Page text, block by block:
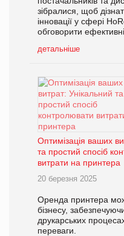
зібралися, щоб
інновації у сфері
обговорити ефективні
детальніше
Оптимізація ваших
та простий спосіб
витрати на принтера
20 березня 2025
Оренда принтера
бізнесу,
друкарських
переваги.